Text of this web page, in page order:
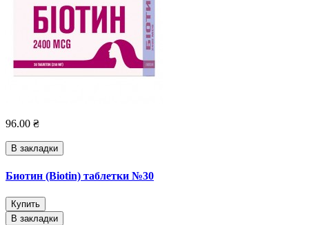
96.00 ₴
В закладки
Биотин (Biotin) таблетки №30
Купить
В закладки